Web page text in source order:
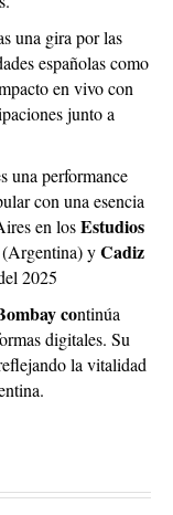
una gira por las
españolas como
en vivo con
junto a
una performance
con una esencia
en losEstudios
(Argentina) yCadiz
2025
continúa
digitales. Su
la vitalidad